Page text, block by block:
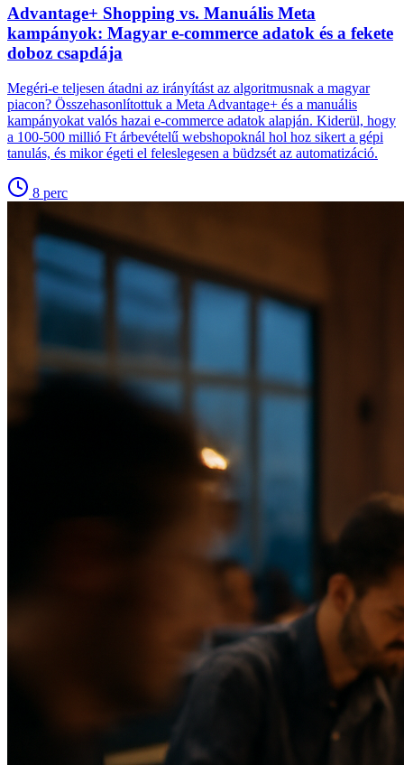
Advantage+ Shopping vs. Manuális Meta
kampányok: Magyar e-commerce adatok és a fekete
doboz csapdája
Megéri-e teljesen átadni az irányítást az algoritmusnak a magyar
piacon? Összehasonlítottuk a Meta Advantage+ és a manuális
kampányokat valós hazai e-commerce adatok alapján. Kiderül, hogy
a 100-500 millió Ft árbevételű webshopoknál hol hoz sikert a gépi
tanulás, és mikor égeti el feleslegesen a büdzsét az automatizáció.
8 perc